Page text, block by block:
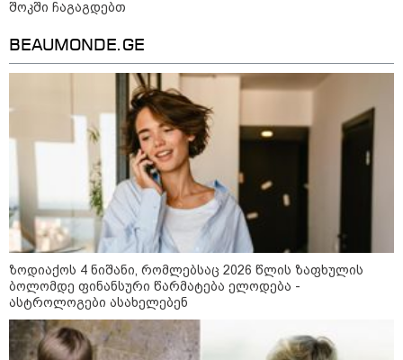
ფული ამ ზოდიაქოს ნიშნების
ხელში აღმოჩნდება: ვინ
გამდიდრდება?
როგორ ჩავიცვათ 40 წლის
შემდეგ: მილიონერების
სტილისტის 8 ოქროს წესი და
აუცილებელი სამოსი
მსოფლიო
შოკში ჩაგაგდებთ
BEAUMONDE.GE
ზოდიაქოს 4 ნიშანი, რომლებსაც 2026 წლის ზაფხულის
ბოლომდე ფინანსური წარმატება ელოდება -
ასტროლოგები ასახელებენ